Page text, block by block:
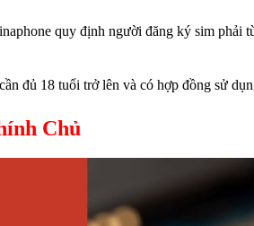
quy định người đăng ký sim phải
đủ 18 tuổi trở lên và có hợp đồng sử
Chủ